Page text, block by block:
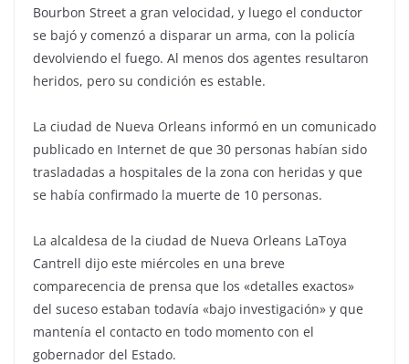
Bourbon Street a gran velocidad, y luego el conductor
se bajó y comenzó a disparar un arma, con la policía
devolviendo el fuego. Al menos dos agentes resultaron
heridos, pero su condición es estable.
La ciudad de Nueva Orleans informó en un comunicado
publicado en Internet de que 30 personas habían sido
trasladadas a hospitales de la zona con heridas y que
se había confirmado la muerte de 10 personas.
La alcaldesa de la ciudad de Nueva Orleans LaToya
Cantrell dijo este miércoles en una breve
comparecencia de prensa que los «detalles exactos»
del suceso estaban todavía «bajo investigación» y que
mantenía el contacto en todo momento con el
gobernador del Estado.